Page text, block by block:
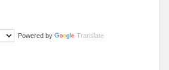
llevar a Los Gatos callejeros de la zona los
Powered by Translate